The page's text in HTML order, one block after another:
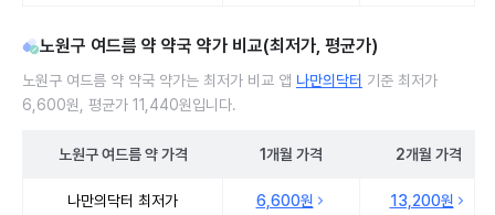
노원구 여드름 약 약국 약가 비교(최저가, 평균가)
노원구 여드름 약 약국 약가는 최저가 비교 앱 나만의닥터 기준 최저가
6,600원, 평균가 11,440원입니다.
노원구 여드름 약가격 1개월 가격 2개월 가격
나만의닥터 최저가 6,600원 13,200원